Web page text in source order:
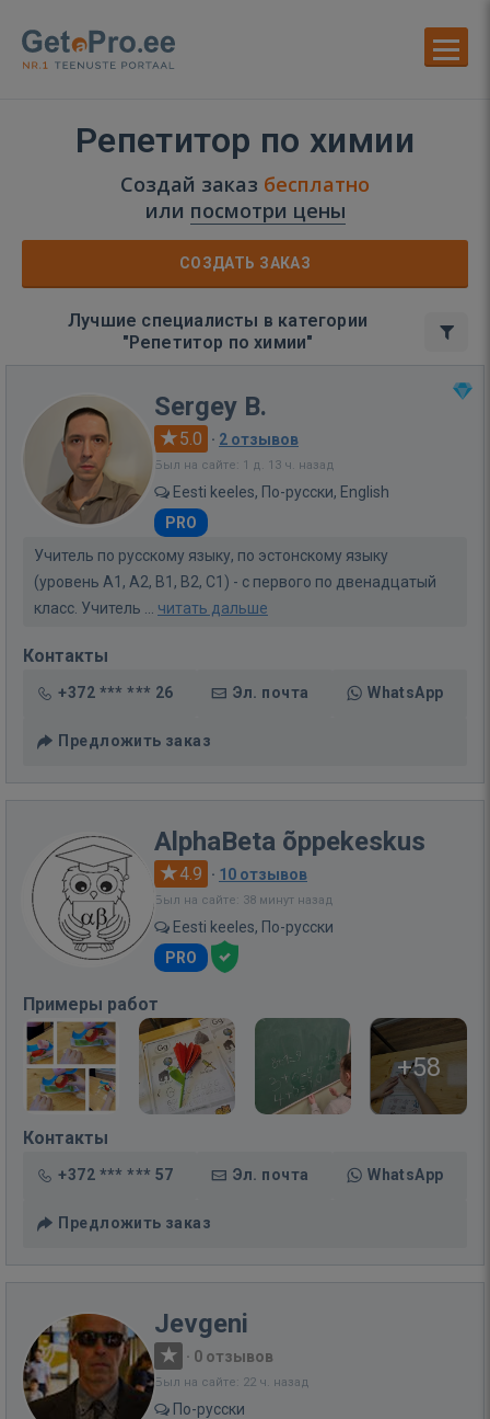
Репетитор по химии
Создай заказ бесплатно
или посмотри цены
СОЗДАТЬ ЗАКАЗ
Лучшие специалисты в категории
"Репетитор по химии"
Sergey B.
5.0 · 2 отзывов
Был на сайте: 1 д. 13 ч. назад
Eesti keeles, По-русски, English
PRO
Учитель по русскому языку, по эстонскому языку
(уровень A1, A2, B1, B2, C1) - с первого по двенадцатый
класс. Учитель ... читать дальше
Контакты
+372 *** *** 26 Эл. почта WhatsApp
Предложить заказ
AlphaBeta õppekeskus
4.9 · 10 отзывов
Был на сайте: 38 минут назад
Eesti keeles, По-русски
PRO
Примеры работ
+58
Контакты
+372 *** *** 57 Эл. почта WhatsApp
Предложить заказ
Jevgeni
· 0 отзывов
Был на сайте: 22 ч. назад
По-русски